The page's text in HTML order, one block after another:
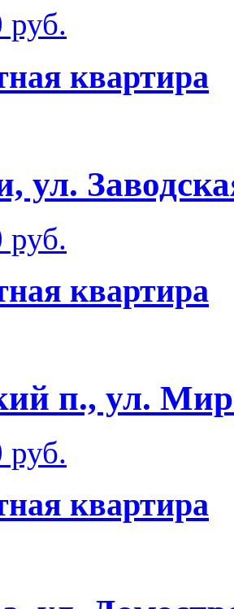
руб.
квартира
ул.
руб.
квартира
п., ул.
руб.
квартира